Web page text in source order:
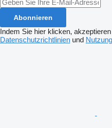
Abonnieren
Indem Sie hier klicken,
Datenschutzrichtlinien und